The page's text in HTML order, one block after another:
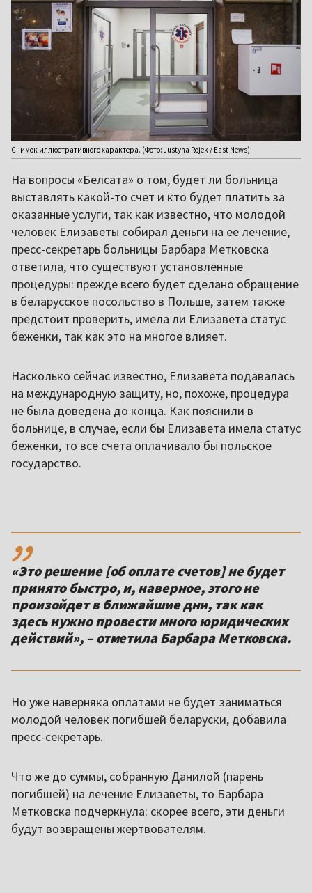
Снимок иллюстративного характера. (Фото: Justyna Rojek / East News)
На вопросы «Белсата» о том, будет ли больница
выставлять какой-то счет и кто будет платить за
оказанные услуги, так как известно, что молодой
человек Елизаветы собирал деньги на ее лечение,
пресс-секретарь больницы Барбара Метковска
ответила, что существуют установленные
процедуры: прежде всего будет сделано обращение
в беларусское посольство в Польше, затем также
предстоит проверить, имела ли Елизавета статус
беженки, так как это на многое влияет.
Насколько сейчас известно, Елизавета подавалась
на международную защиту, но, похоже, процедура
не была доведена до конца. Как пояснили в
больнице, в случае, если бы Елизавета имела статус
беженки, то все счета оплачивало бы польское
государство.
,,
«Это решение [об оплате счетов] не будет
принято быстро, и, наверное, этого не
произойдет в ближайшие дни, так как
здесь нужно провести много юридических
действий», – отметила Барбара Метковска.
Но уже наверняка оплатами не будет заниматься
молодой человек погибшей беларуски, добавила
пресс-секретарь.
Что же до суммы, собранную Данилой (парень
погибшей) на лечение Елизаветы, то Барбара
Метковска подчеркнула: скорее всего, эти деньги
будут возвращены жертвователям.